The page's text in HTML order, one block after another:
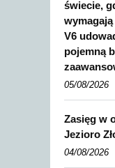
świecie,
V6
pojemną
05/08/2026
Zasięg w
Jezioro
04/08/2026